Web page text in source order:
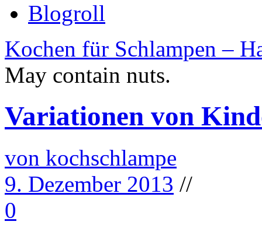
Blogroll
Kochen für Schlampen –
May contain nuts.
Variationen von
von kochschlampe
9. Dezember 2013 //
0